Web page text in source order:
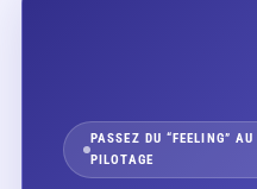
PASSEZ DU “FEELING” AU
PILOTAGE